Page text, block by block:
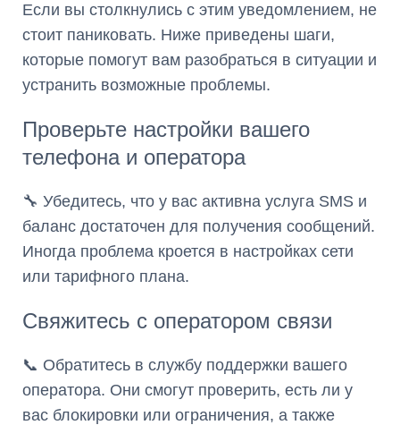
Если вы столкнулись с этим уведомлением, не
стоит паниковать. Ниже приведены шаги,
которые помогут вам разобраться в ситуации и
устранить возможные проблемы.
Проверьте настройки вашего
телефона и оператора
🔧 Убедитесь, что у вас активна услуга SMS и
баланс достаточен для получения сообщений.
Иногда проблема кроется в настройках сети
или тарифного плана.
Свяжитесь с оператором связи
📞 Обратитесь в службу поддержки вашего
оператора. Они смогут проверить, есть ли у
вас блокировки или ограничения, а также